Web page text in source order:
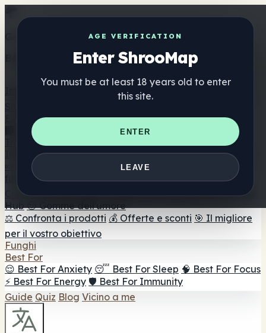
AGE VERIFICATION
Enter ShrooMap
You must be at least 18 years old to enter
this site.
ENTER
LEAVE
Get the ShrooMap app
Better than mobile web — one tap away
Elenco
🏢 Elenco dei marchi
📍 Trova il negozio di testa
Trova il negozio intelligente
🛒 Negozi di teste online
Integratori
🍬 Gomme ai funghi
💊 Capsule di funghi
💧 Tinture di
🫙 Polveri di funghi ☕ Caffè ai funghi 🍫
Cioccolato ai funghi 💨 Mushroom Vapes 🍫 Shroom Bar
Hub 😌 Gomme dell'umore
⚖️ Confronta i prodotti 💰 Offerte e sconti 🎯 Il migliore
per il vostro obiettivo
Funghi
Best For
😌 Best For Anxiety 😴 Best For Sleep 🧠 Best For Focus
⚡ Best For Energy 🛡️ Best For Immunity
Guide Quiz Blog Vicino a me